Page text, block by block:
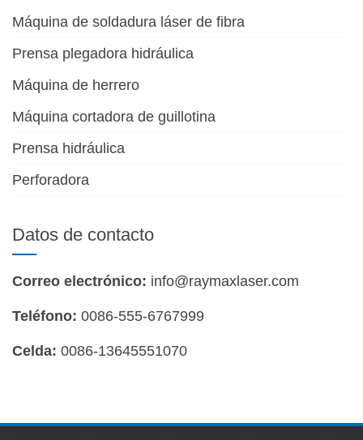
Máquina de soldadura láser de fibra
Prensa plegadora hidráulica
Máquina de herrero
Máquina cortadora de guillotina
Prensa hidráulica
Perforadora
Datos de contacto
Correo electrónico: info@raymaxlaser.com
Teléfono: 0086-555-6767999
Celda: 0086-13645551070